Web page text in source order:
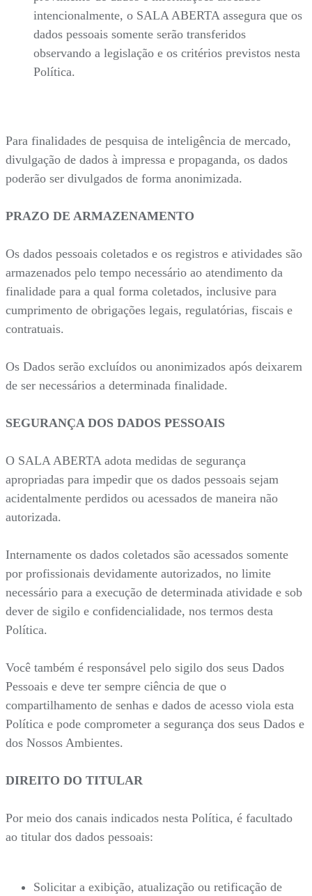
intencionalmente, o SALA ABERTA assegura que os
dados pessoais somente serão transferidos
observando a legislação e os critérios previstos nesta
Política.
Para finalidades de pesquisa de inteligência de mercado,
divulgação de dados à impressa e propaganda, os dados
poderão ser divulgados de forma anonimizada.
PRAZO DE ARMAZENAMENTO
Os dados pessoais coletados e os registros e atividades são
armazenados pelo tempo necessário ao atendimento da
finalidade para a qual forma coletados, inclusive para
cumprimento de obrigações legais, regulatórias, fiscais e
contratuais.
Os Dados serão excluídos ou anonimizados após deixarem
de ser necessários a determinada finalidade.
SEGURANÇA DOS DADOS PESSOAIS
O SALA ABERTA adota medidas de segurança
apropriadas para impedir que os dados pessoais sejam
acidentalmente perdidos ou acessados de maneira não
autorizada.
Internamente os dados coletados são acessados somente
por profissionais devidamente autorizados, no limite
necessário para a execução de determinada atividade e sob
dever de sigilo e confidencialidade, nos termos desta
Política.
Você também é responsável pelo sigilo dos seus Dados
Pessoais e deve ter sempre ciência de que o
compartilhamento de senhas e dados de acesso viola esta
Política e pode comprometer a segurança dos seus Dados e
dos Nossos Ambientes.
DIREITO DO TITULAR
Por meio dos canais indicados nesta Política, é facultado
ao titular dos dados pessoais:
Solicitar a exibição, atualização ou retificação de